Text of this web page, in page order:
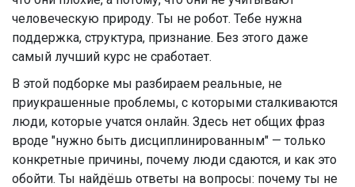
человеческую природу. Ты не робот. Тебе нужна
поддержка, структура, признание. Без этого даже
самый лучший курс не сработает.
В этой подборке мы разбираем реальные, не
приукрашенные проблемы, с которыми сталкиваются
люди, которые учатся онлайн. Здесь нет общих фраз
вроде "нужно быть дисциплинированным" — только
конкретные причины, почему люди сдаются, и как это
обойти. Ты найдёшь ответы на вопросы: почему ты не